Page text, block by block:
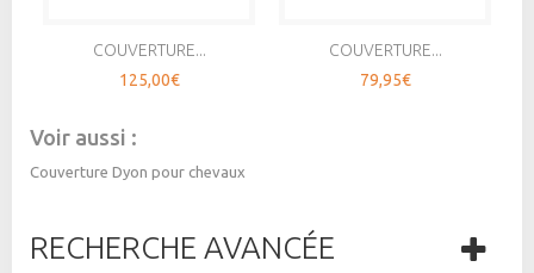
COUVERTURE...
125,00€
COUVERTURE...
79,95€
Voir aussi :
Couverture Dyon pour chevaux
RECHERCHE AVANCÉE